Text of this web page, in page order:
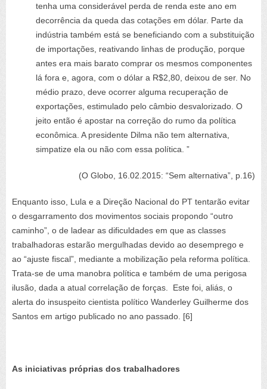
tenha uma considerável perda de renda este ano em
decorrência da queda das cotações em dólar. Parte da
indústria também está se beneficiando com a substituição
de importações, reativando linhas de produção, porque
antes era mais barato comprar os mesmos componentes
lá fora e, agora, com o dólar a R$2,80, deixou de ser. No
médio prazo, deve ocorrer alguma recuperação de
exportações, estimulado pelo câmbio desvalorizado. O
jeito então é apostar na correção do rumo da política
econômica. A presidente Dilma não tem alternativa,
simpatize ela ou não com essa política. ”
(O Globo, 16.02.2015: “Sem alternativa”, p.16)
Enquanto isso, Lula e a Direção Nacional do PT tentarão evitar
o desgarramento dos movimentos sociais propondo “outro
caminho”, o de ladear as dificuldades em que as classes
trabalhadoras estarão mergulhadas devido ao desemprego e
ao “ajuste fiscal”, mediante a mobilização pela reforma política.
Trata-se de uma manobra política e também de uma perigosa
ilusão, dada a atual correlação de forças. Este foi, aliás, o
alerta do insuspeito cientista político Wanderley Guilherme dos
Santos em artigo publicado no ano passado. [6]
As iniciativas próprias dos trabalhadores